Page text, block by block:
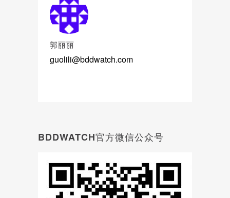
郭丽丽
guolili@bddwatch.com
BDDWATCH官方微信公众号